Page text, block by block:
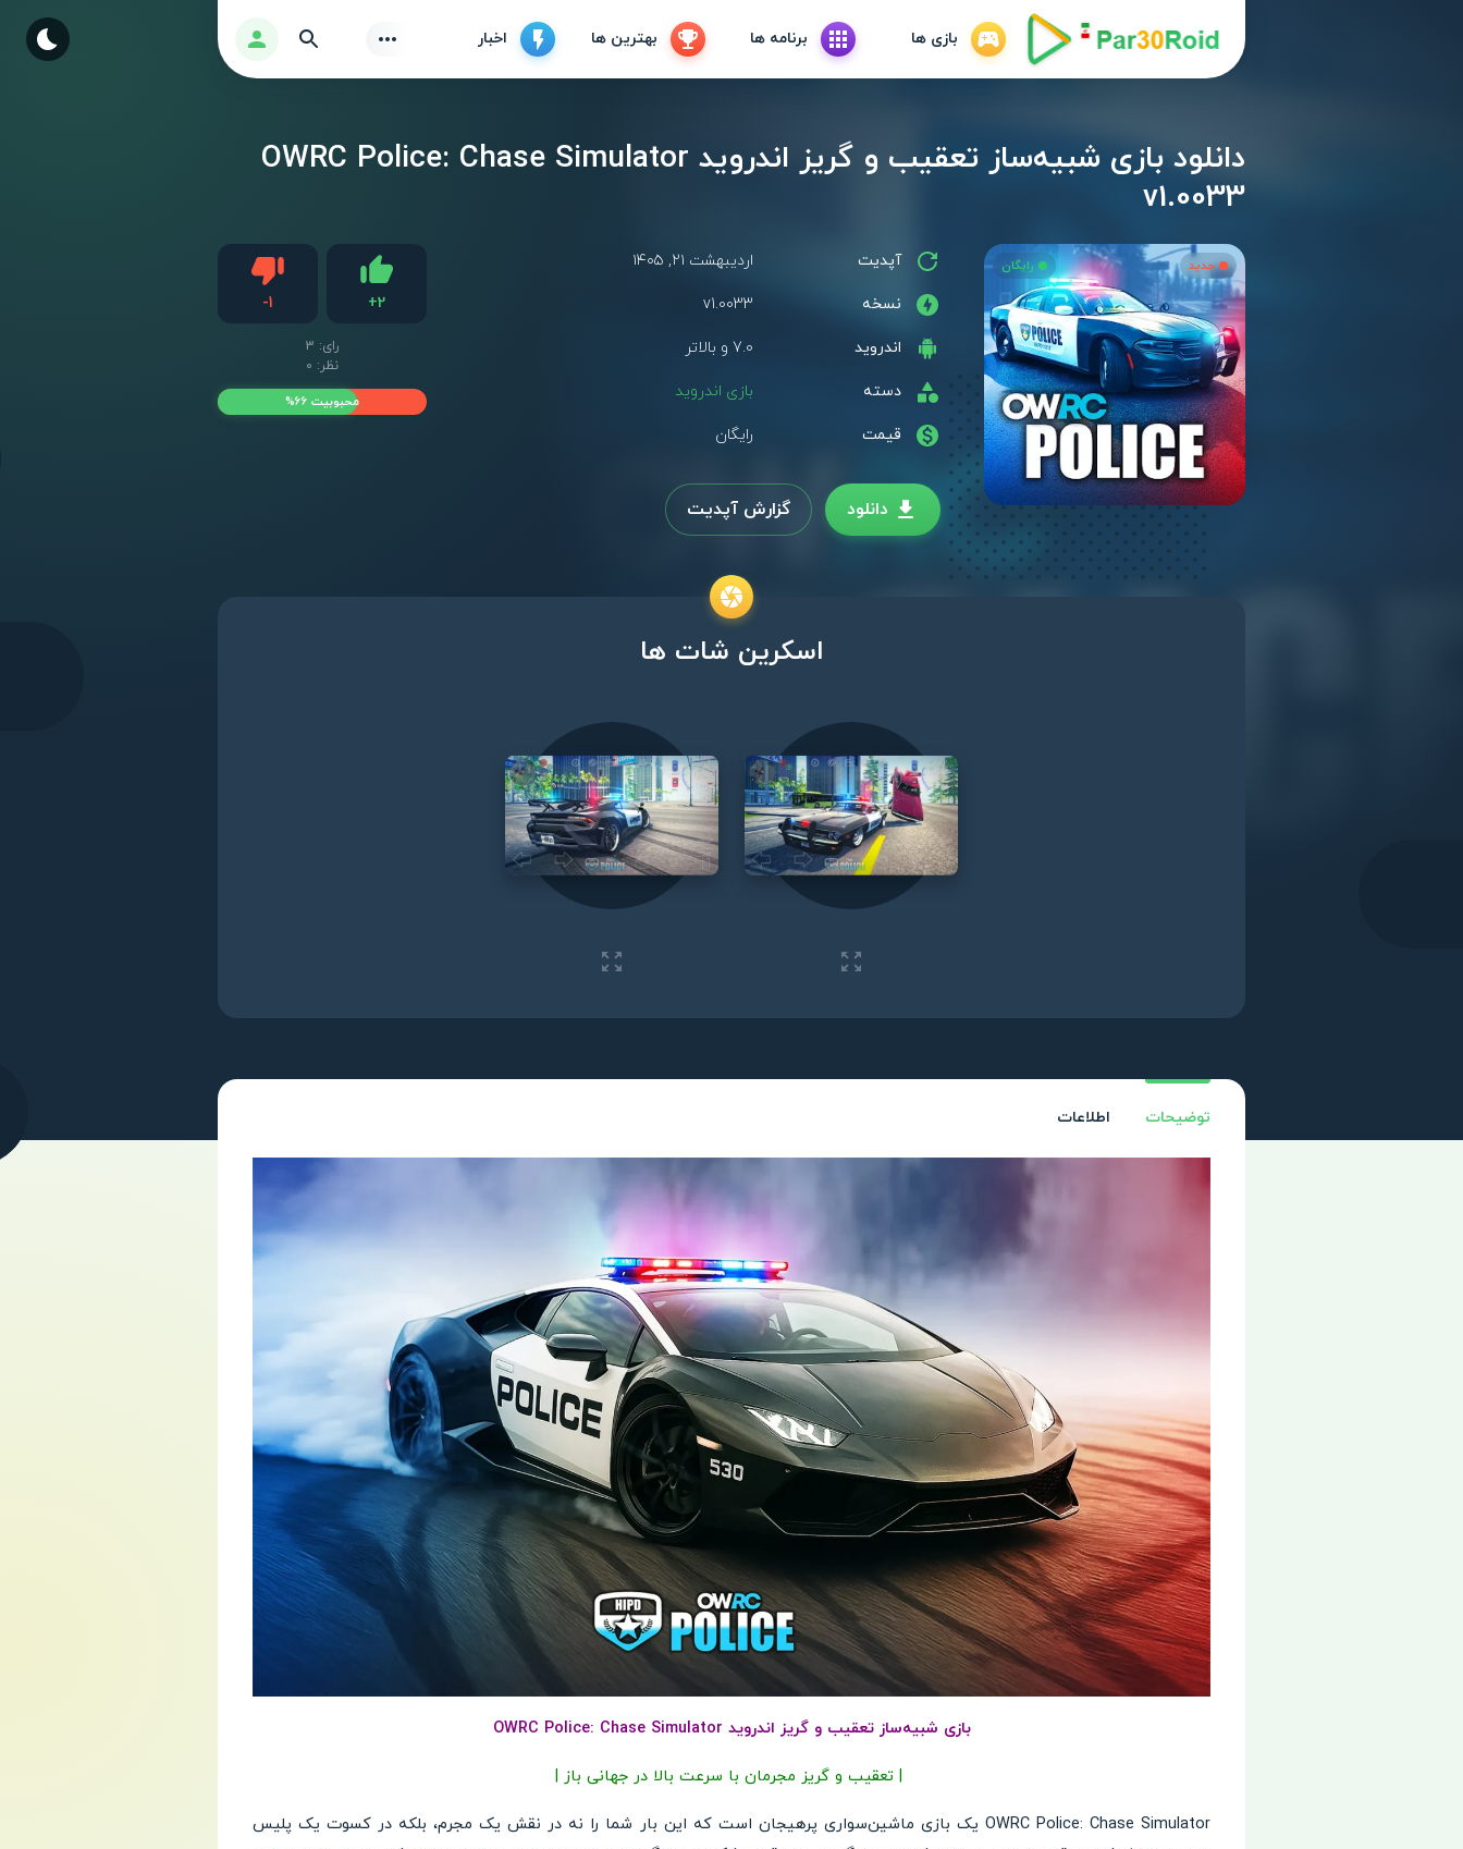
بازی ها برنامه ها بهترین ها اخبار ورود Find
دانلود بازی شبیه‌ساز تعقیب و گریز اندروید OWRC Police: Chase Simulator
v1.0033
جدید رایگان آپدیت اردیبهشت ۲۱, ۱۴۰۵
نسخه v1.0033
اندروید 7.0 و بالاتر
دسته بازی اندروید
قیمت رایگان
+2
لایک
-1
رای: 3
نظر: 0
محبوبیت 66%
دانلود گزارش آپدیت
اسکرین شات ها
توضیحات اطلاعات
بازی شبیه‌ساز تعقیب و گریز اندروید OWRC Police: Chase Simulator
| تعقیب و گریز مجرمان با سرعت بالا در جهانی باز |
OWRC Police: Chase Simulator یک بازی ماشین‌سواری پرهیجان است که این بار شما را نه در نقش یک مجرم، بلکه در کسوت یک پلیس